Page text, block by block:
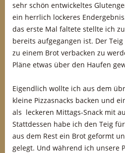
sehr schön entwickeltes
ein herrlich lockeres
das erste Mal faltete stellte ich
bereits aufgegangen ist. Der
zu einem Brot verbacken zu
Pläne etwas über den Haufen
Eigendlich wollte ich aus dem
kleine Pizzasnacks backen und
als leckeren Mittags-Snack mit
Stattdessen habe ich den Teig
aus dem Rest ein Brot geformt
gelegt. Und während ich unsere